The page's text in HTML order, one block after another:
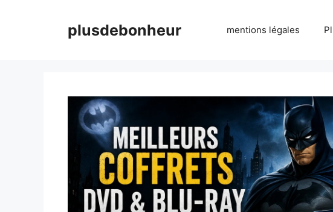
plusdebonheur mentions légales